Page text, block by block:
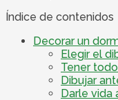
Índice de contenidos
Decorar un
Elegir el
Tener
Dibujar
Darle vida